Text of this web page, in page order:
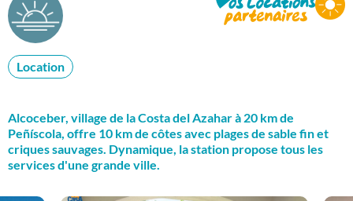
Location
Alcoceber, village de la Costa del Azahar à 20 km de
Peñíscola, offre 10 km de côtes avec plages de sable fin et
criques sauvages. Dynamique, la station propose tous les
services d'une grande ville.